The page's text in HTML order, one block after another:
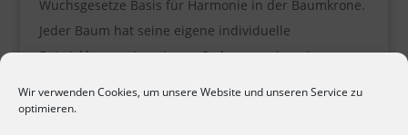
Wir verwenden Cookies, um unsere Website und unseren Service zu
optimieren.
Wuchsgesetze Basis für Harmonie in der Baumkrone.
Jeder Baum hat seine eigene individuelle
Entwicklung, seine eigene Ordnung, seine eigenen
eigenen Kronenaufbau. Das...